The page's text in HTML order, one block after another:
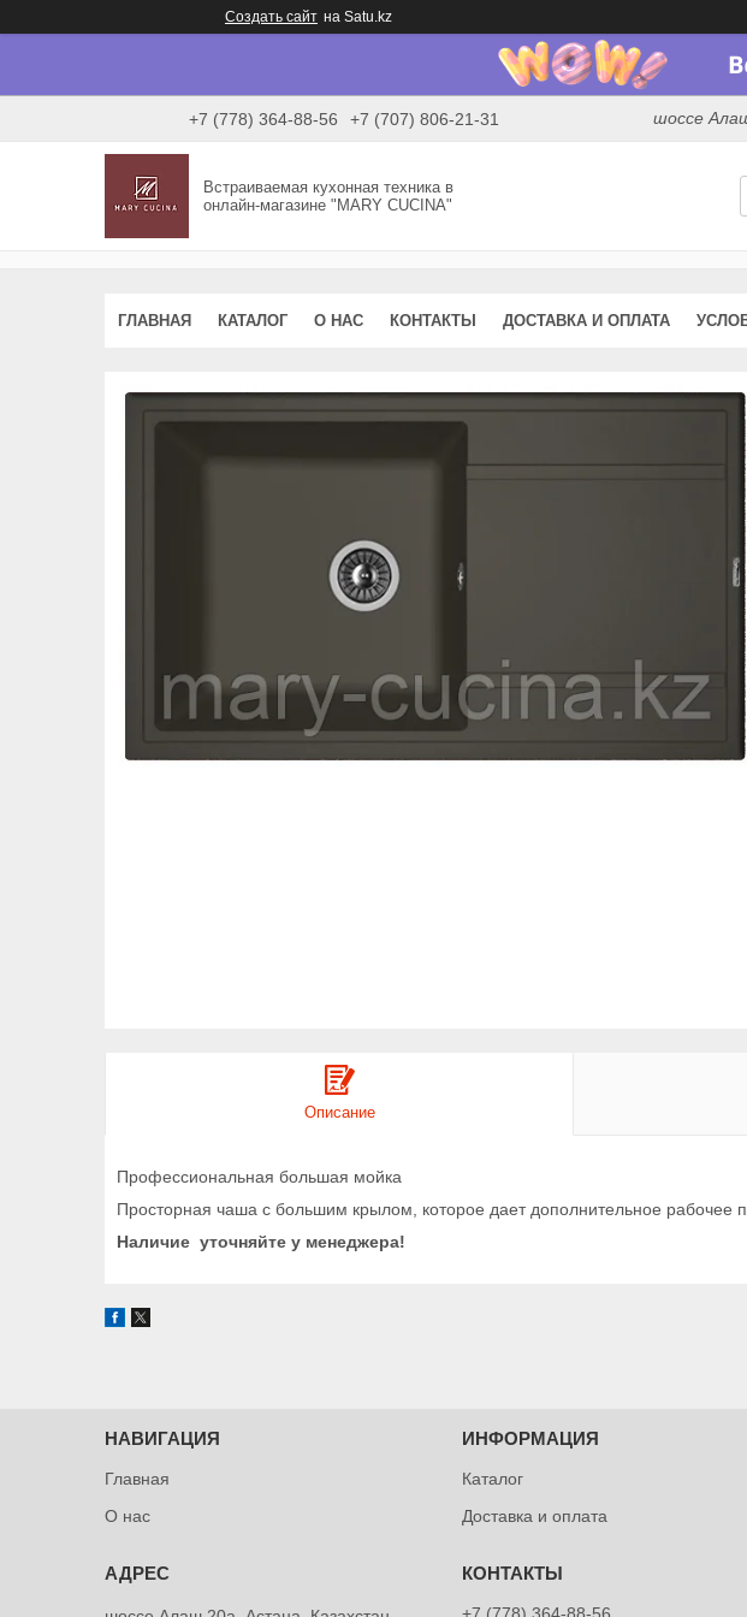
Создать сайт на Satu.kz
+7 (778) 364-88-56 +7 (707) 806-21-31 шоссе
Встраиваемая кухонная техника в
онлайн-магазине "MARY CUCINA"
ГЛАВНАЯ КАТАЛОГ О НАС КОНТАКТЫ ДОСТАВКА И ОПЛАТА
Описание
Профессиональная большая мойка
Просторная чаша с большим крылом, которое дает дополнительное рабочее
Наличие уточняйте у менеджера!
НАВИГАЦИЯ
Главная
О нас
ИНФОРМАЦИЯ
Каталог
Доставка и оплата